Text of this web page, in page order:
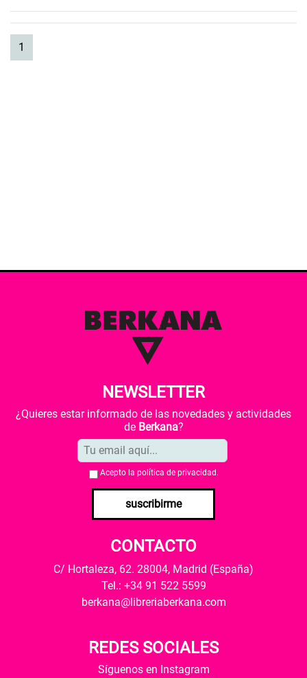
1
NEWSLETTER
¿Quieres estar informado de las novedades y actividades
de Berkana?
Acepto la política de privacidad .
suscribirme
CONTACTO
C/ Hortaleza, 62. 28004, Madrid (España)
Tel.: +34 91 522 5599
berkana@libreriaberkana.com
REDES SOCIALES
Síguenos en Instagram